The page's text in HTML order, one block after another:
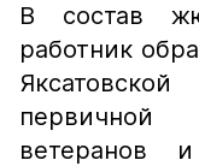
В состав
работник
первичной
ветеранов